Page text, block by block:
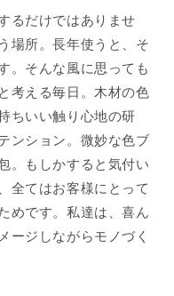
るだけではありませ
場所。長年使うと、そ
。そんな風に思っても
考える毎日。木材の色
ちいい触り心地の研
ンション。微妙な色ブ
。もしかすると気付い
全てはお客様にとって
めです。私達は、喜ん
ージしながらモノづく